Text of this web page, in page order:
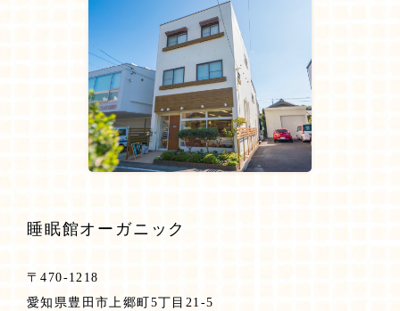
睡眠館オーガニック
〒470-1218
愛知県豊田市上郷町5丁目21-5